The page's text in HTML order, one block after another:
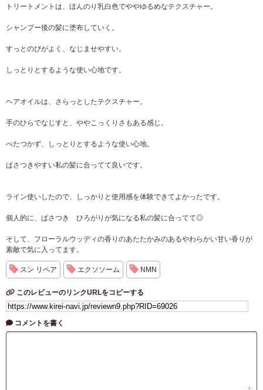
トリートメントは、ほんのり乳白色でややゆるめなテクスチャー。
シャンプー後の髪に塗布していく。
すっとのびがよく、なじませやすい。
しっとりとするような使い心地です。
ヘアオイルは、さらっとしたテクスチャー。
手のひらでなじすと、ややこっくりさもある感じ。
べたつかず、しっとりとするような使い心地。
ぱさつきやすい私の髪に合ってて良いです。
ライン使いしたので、しっかりと使用感を体験できてよかったです。
個人的に、ぱさつき ひろがりが気になる私の髪に合ってて◎
そして、フローラルウッディの香りのあたたかみのあるやわらかい甘い香りが
素敵で気に入ってます。
スン リペア エクソソーム NMN
このレビューのリンクURLをコピーする
コメントを書く